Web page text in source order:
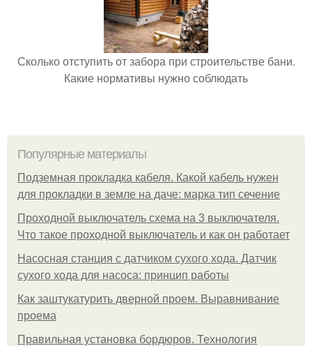
Сколько отступить от забора при строительстве бани.
Какие нормативы нужно соблюдать
Популярные материалы
Подземная прокладка кабеля. Какой кабель нужен
для прокладки в земле на даче: марка тип сечение
Проходной выключатель схема на 3 выключателя.
Что такое проходной выключатель и как он работает
Насосная станция с датчиком сухого хода. Датчик
сухого хода для насоса: принцип работы
Как заштукатурить дверной проем. Выравнивание
проема
Правильная установка бордюров. Технология